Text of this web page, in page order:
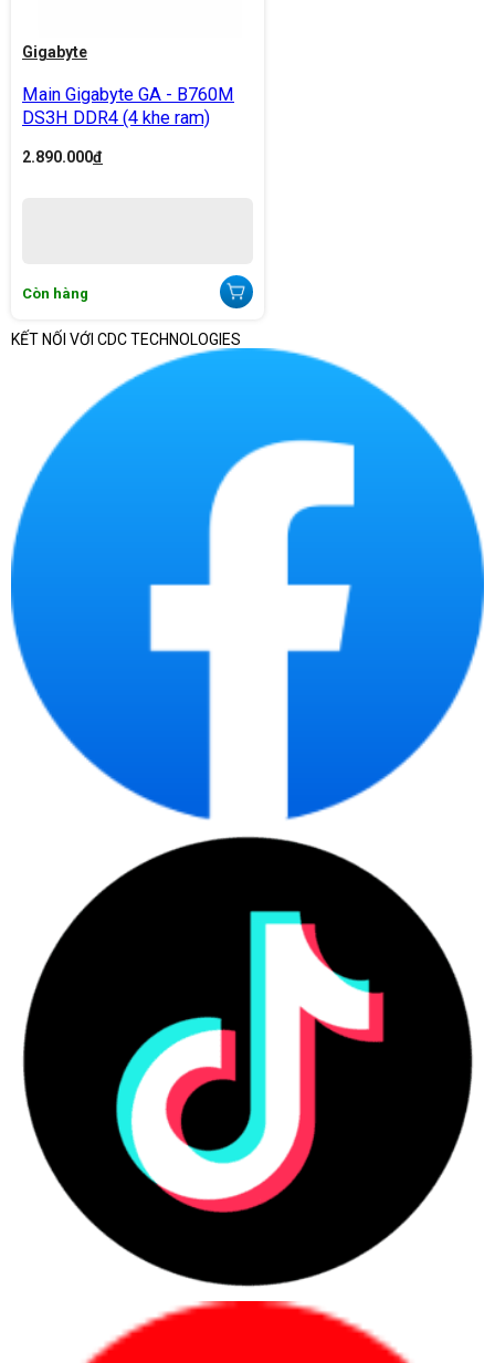
Gigabyte
Main Gigabyte GA - B760M
DS3H DDR4 (4 khe ram)
2.890.000đ
Còn hàng
KẾT NỐI VỚI CDC TECHNOLOGIES